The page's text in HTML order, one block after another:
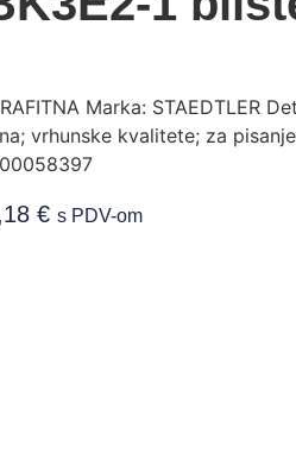
Marka: STAEDTLER
vrhunske kvalitete; za
€ s PDV-om